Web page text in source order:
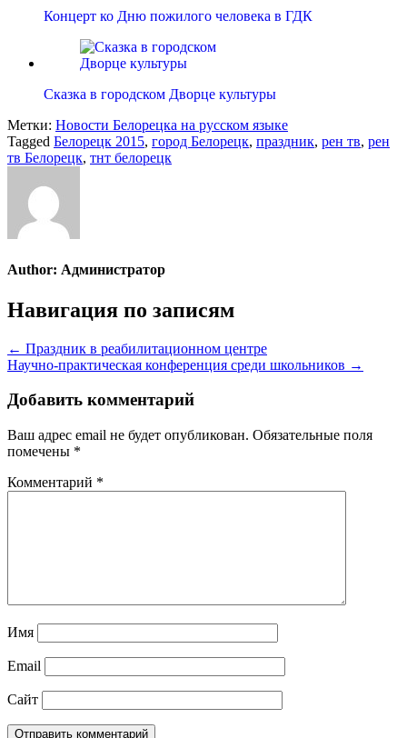
Концерт ко Дню пожилого человека в ГДК
Сказка в городском Дворце культуры
Метки: Новости Белорецка на русском языке
Tagged Белорецк 2015, город Белорецк, праздник, рен тв, рен
тв Белорецк, тнт белорецк
Author: Администратор
Навигация по записям
← Праздник в реабилитационном центре
Научно-практическая конференция среди школьников →
Добавить комментарий
Ваш адрес email не будет опубликован. Обязательные поля
помечены *
Комментарий *
Имя
Email
Сайт